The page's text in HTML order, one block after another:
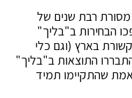
רבת שנים של
הבחירות ב"בליך"
בארץ (וגם כלי
התוצאות ב"בליך"
שהתקיימו תמיד